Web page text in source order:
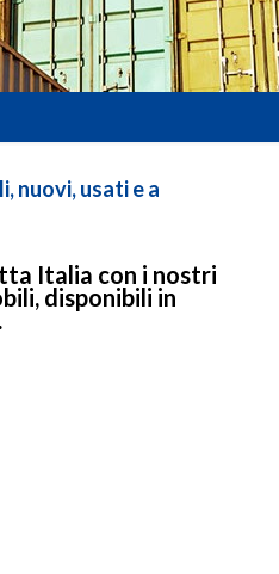
nuovi, usati e a
Italia con i nostri
disponibili in